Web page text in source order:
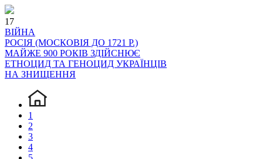
17
ВІЙНА
РОСІЯ (МОСКОВІЯ ДО 1721 Р.)
МАЙЖЕ 900 РОКІВ ЗДІЙСНЮЄ
ЕТНОЦИД ТА ГЕНОЦИД УКРАЇНЦІВ
НА ЗНИЩЕННЯ
1
2
3
4